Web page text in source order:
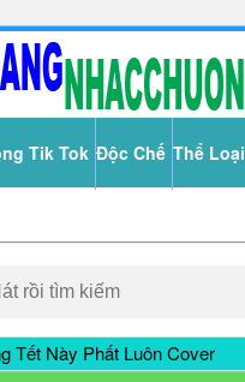
Tik Tok Độc Chế Thể Loại
Tết Này Phất Luôn Cover